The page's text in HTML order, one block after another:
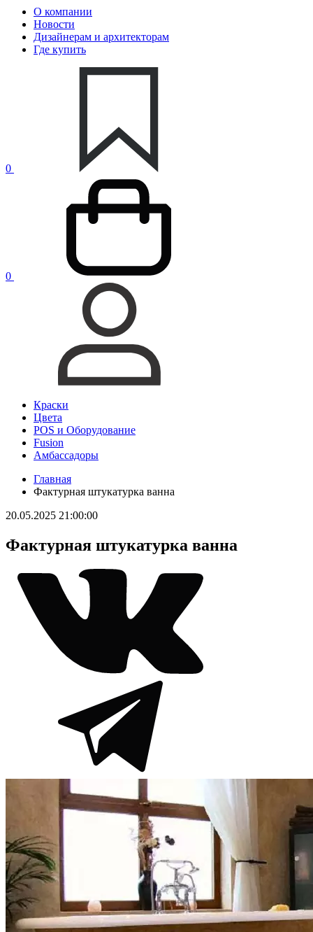
О компании
Новости
Дизайнерам и архитекторам
Где купить
0
0
Краски
Цвета
POS и Оборудование
Fusion
Амбассадоры
Главная
Фактурная штукатурка ванна
20.05.2025 21:00:00
Фактурная штукатурка ванна